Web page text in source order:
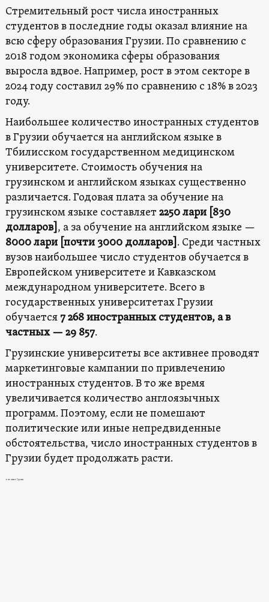
Стремительный рост числа иностранных
студентов в последние годы оказал влияние на
всю сферу образования Грузии. По сравнению с
2018 годом экономика сферы образования
выросла вдвое. Например, рост в этом секторе в
2024 году составил 29% по сравнению с 18% в 2023
году.
Наибольшее количество иностранных студентов
в Грузии обучается на английском языке в
Тбилисском государственном медицинском
университете. Стоимость обучения на
грузинском и английском языках существенно
различается. Годовая плата за обучение на
грузинском языке составляет 2250 лари [830
долларов] , а за обучение на английском языке —
8000 лари [почти 3000 долларов] . Среди частных
вузов наибольшее число студентов обучается в
Европейском университете и Кавказском
международном университете. Всего в
государственных университетах Грузии
обучается 7 268 иностранных студентов, а в
частных — 29 857.
Грузинские университеты все активнее проводят
маркетинговые кампании по привлечению
иностранных студентов. В то же время
увеличивается количество англоязычных
программ. Поэтому, если не помешают
политические или иные непредвиденные
обстоятельства, число иностранных студентов в
Грузии будет продолжать расти.
новости в Грузии